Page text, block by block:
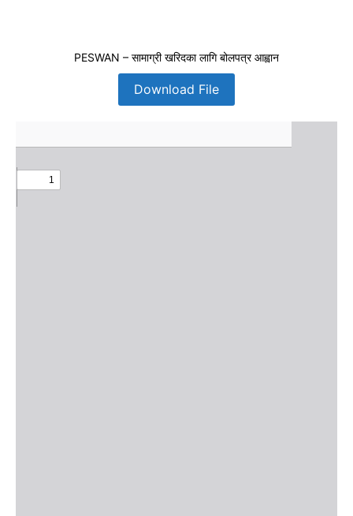
PESWAN – सामाग्री खरिदका लागि बोलपत्र आह्वान
Download File